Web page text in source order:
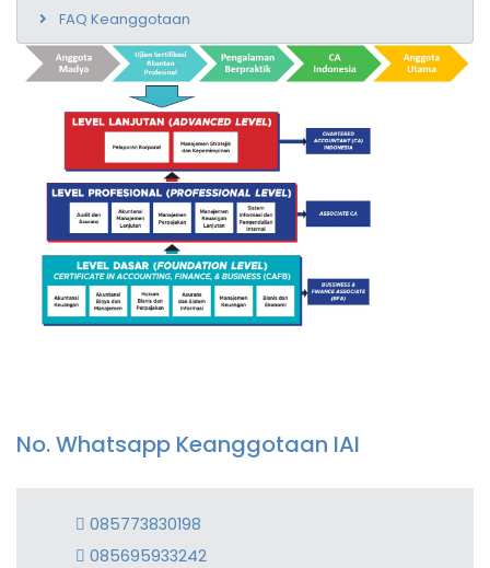
FAQ Keanggotaan
No. Whatsapp Keanggotaan IAI
085773830198
085695933242